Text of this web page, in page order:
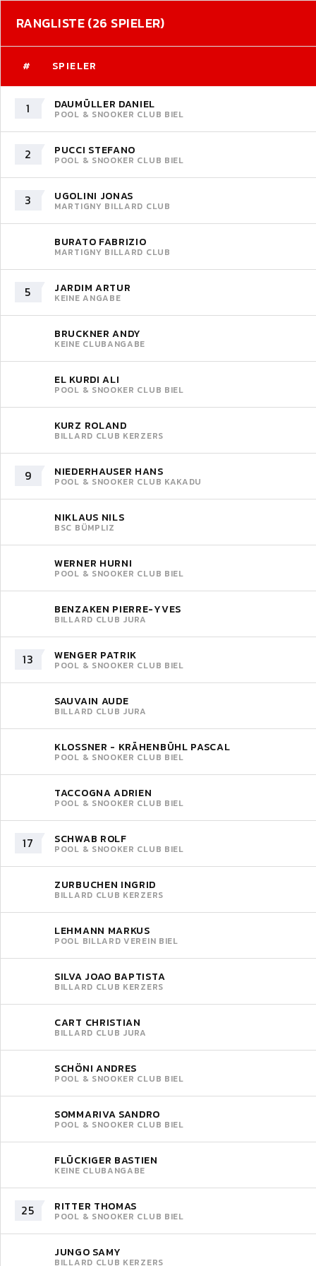
RANGLISTE (26 SPIELER)
# SPIELER
1 DAUMÜLLER DANIEL
POOL & SNOOKER CLUB BIEL
2 PUCCI STEFANO
POOL & SNOOKER CLUB BIEL
3 UGOLINI JONAS
MARTIGNY BILLARD CLUB
BURATO FABRIZIO
MARTIGNY BILLARD CLUB
5 JARDIM ARTUR
KEINE ANGABE
BRUCKNER ANDY
KEINE CLUBANGABE
EL KURDI ALI
POOL & SNOOKER CLUB BIEL
KURZ ROLAND
BILLARD CLUB KERZERS
9 NIEDERHAUSER HANS
POOL & SNOOKER CLUB KAKADU
NIKLAUS NILS
BSC BÜMPLIZ
WERNER HURNI
POOL & SNOOKER CLUB BIEL
BENZAKEN PIERRE-YVES
BILLARD CLUB JURA
13 WENGER PATRIK
POOL & SNOOKER CLUB BIEL
SAUVAIN AUDE
BILLARD CLUB JURA
KLOSSNER - KRÄHENBÜHL PASCAL
POOL & SNOOKER CLUB BIEL
TACCOGNA ADRIEN
POOL & SNOOKER CLUB BIEL
17 SCHWAB ROLF
POOL & SNOOKER CLUB BIEL
ZURBUCHEN INGRID
BILLARD CLUB KERZERS
LEHMANN MARKUS
POOL BILLARD VEREIN BIEL
SILVA JOAO BAPTISTA
BILLARD CLUB KERZERS
CART CHRISTIAN
BILLARD CLUB JURA
SCHÖNI ANDRES
POOL & SNOOKER CLUB BIEL
SOMMARIVA SANDRO
POOL & SNOOKER CLUB BIEL
FLÜCKIGER BASTIEN
KEINE CLUBANGABE
25 RITTER THOMAS
POOL & SNOOKER CLUB BIEL
JUNGO SAMY
BILLARD CLUB KERZERS